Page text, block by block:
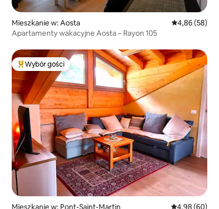
Mieszkanie w: Aosta Średnia
4,86 (58)
Apartamenty wakacyjne Aosta – Rayon 105
Najpopularniejsze z kategorii Wybór gości
Wybór gości
Mieszkanie w: Pont-Saint-Martin Średnia
4,98 (60)